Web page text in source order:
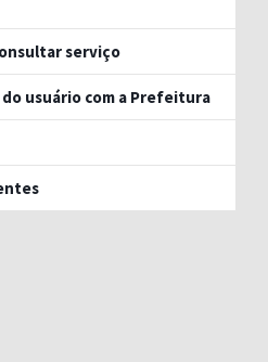
serviço
usuário com a Prefeitura